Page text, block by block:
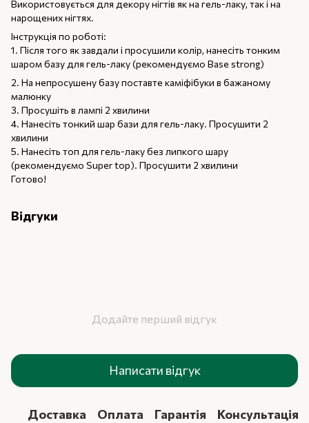
Використовується для декору нігтів як на гель-лаку, так і на
нарощених нігтях.
Інструкція по роботі:
1. Після того як завдали і просушили колір, нанесіть тонким
шаром базу для гель-лаку (рекомендуємо Base strong)
2. На непросушену базу поставте каміфібуки в бажаному
малюнку
3. Просушіть в лампі 2 хвилини
4. Нанесіть тонкий шар бази для гель-лаку. Просушити 2
хвилини
5. Нанесіть топ для гель-лаку без липкого шару
(рекомендуємо Super top). Просушити 2 хвилини
Готово!
Відгуки
Додайте перший відгук
Написати відгук
Доставка Оплата Гарантія Консультація